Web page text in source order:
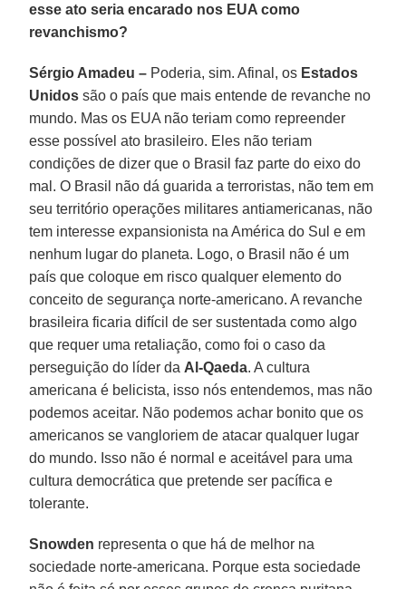
esse ato seria encarado nos EUA como
revanchismo?
Sérgio Amadeu – Poderia, sim. Afinal, os Estados
Unidos são o país que mais entende de revanche no
mundo. Mas os EUA não teriam como repreender
esse possível ato brasileiro. Eles não teriam
condições de dizer que o Brasil faz parte do eixo do
mal. O Brasil não dá guarida a terroristas, não tem em
seu território operações militares antiamericanas, não
tem interesse expansionista na América do Sul e em
nenhum lugar do planeta. Logo, o Brasil não é um
país que coloque em risco qualquer elemento do
conceito de segurança norte-americano. A revanche
brasileira ficaria difícil de ser sustentada como algo
que requer uma retaliação, como foi o caso da
perseguição do líder da Al-Qaeda. A cultura
americana é belicista, isso nós entendemos, mas não
podemos aceitar. Não podemos achar bonito que os
americanos se vangloriem de atacar qualquer lugar
do mundo. Isso não é normal e aceitável para uma
cultura democrática que pretende ser pacífica e
tolerante.
Snowden representa o que há de melhor na
sociedade norte-americana. Porque esta sociedade